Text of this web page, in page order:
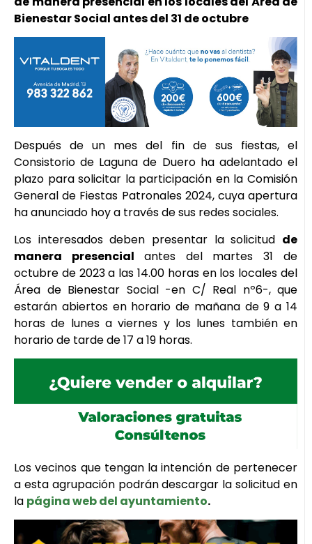
Bienestar Social antes del 31 de octubre
Después de un mes del fin de sus fiestas, el
Consistorio de Laguna de Duero ha adelantado el
plazo para solicitar la participación en la Comisión
General de Fiestas Patronales 2024, cuya apertura
ha anunciado hoy a través de sus redes sociales.
Los interesados deben presentar la solicitud de
manera presencial antes del martes 31 de
octubre de 2023 a las 14.00 horas en los locales del
Área de Bienestar Social -en C/ Real nº6-, que
estarán abiertos en horario de mañana de 9 a 14
horas de lunes a viernes y los lunes también en
horario de tarde de 17 a 19 horas.
Los vecinos que tengan la intención de pertenecer
a esta agrupación podrán descargar la solicitud en
la página web del ayuntamiento.